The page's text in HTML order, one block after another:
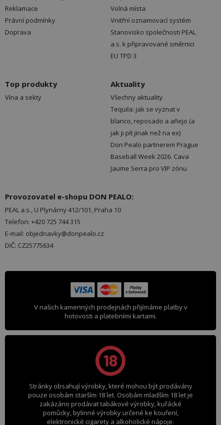
Reklamace
Právní podmínky
Doprava
Volná místa
Vnitřní oznamovací systém
Stanovisko společnosti PEAL
a.s. k připravované směrnici
EU TPD 3
Top produkty
Vína a sekty
Aktuality
Všechny aktuality
Tequila: jak se vyznat v
blanco, reposado a añejo (a
jak ji pít jinak než na ex)
Don Pealo partnerem Prague
Baseball Week 2026. Cava
Jaume Serra pro VIP zónu
Provozovatel e-shopu DON PEALO:
PEAL a.s., U Plynárny 412/101, Praha 10
Telefon: +420 725 744 315
E-mail: objednavky@donpealo.cz
DIČ: CZ25775634
V našich kamenných prodejnách přijímáme platby v
hotovosti a platebními kartami.
Stránky obsahují výrobky, které mohou být prodávány
pouze osobám starším 18 let. Osobám mladším 18 let je
zakázáno prodávat tabákové výrobky, kuřácké
pomůcky, bylinné výrobky určené ke kouření,
elektronické cigarety a alkoholické nápoje.